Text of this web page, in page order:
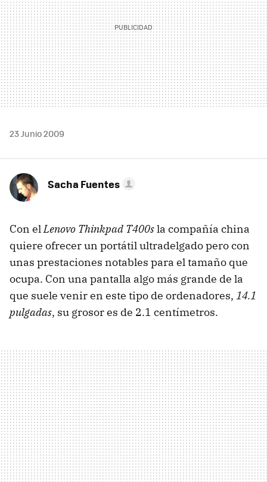
23 Junio 2009
Sacha Fuentes
Con elLenovo Thinkpad T400sla compañía china
quiere ofrecer un portátil ultradelgado pero con
unas prestaciones notables para el tamaño que
ocupa. Con una pantalla algo más grande de la
que suele venir en este tipo de ordenadores, 14.1
pulgadas, su grosor es de 2.1 centímetros.